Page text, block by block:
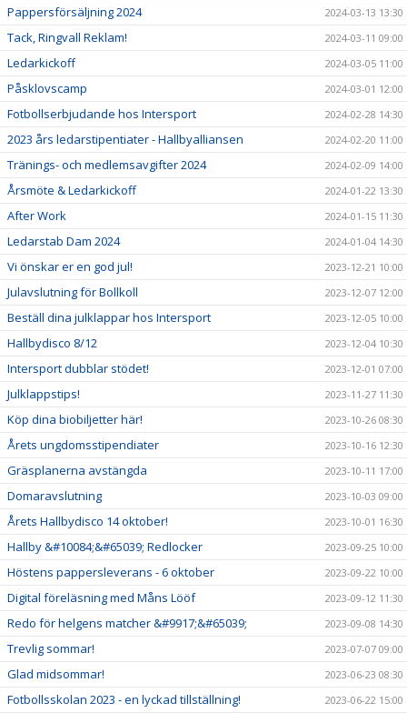
Pappersförsäljning 2024 2024-03-13 13:30
Tack, Ringvall Reklam! 2024-03-11 09:00
Ledarkickoff 2024-03-05 11:00
Påsklovscamp 2024-03-01 12:00
Fotbollserbjudande hos Intersport 2024-02-28 14:30
2023 års ledarstipentiater - Hallbyalliansen 2024-02-20 11:00
Tränings- och medlemsavgifter 2024 2024-02-09 14:00
Årsmöte & Ledarkickoff 2024-01-22 13:30
After Work 2024-01-15 11:30
Ledarstab Dam 2024 2024-01-04 14:30
Vi önskar er en god jul! 2023-12-21 10:00
Julavslutning för Bollkoll 2023-12-07 12:00
Beställ dina julklappar hos Intersport 2023-12-05 10:00
Hallbydisco 8/12 2023-12-04 10:30
Intersport dubblar stödet! 2023-12-01 07:00
Julklappstips! 2023-11-27 11:30
Köp dina biobiljetter här! 2023-10-26 08:30
Årets ungdomsstipendiater 2023-10-16 12:30
Gräsplanerna avstängda 2023-10-11 17:00
Domaravslutning 2023-10-03 09:00
Årets Hallbydisco 14 oktober! 2023-10-01 16:30
Hallby &#10084;&#65039; Redlocker 2023-09-25 10:00
Höstens pappersleverans - 6 oktober 2023-09-22 10:00
Digital föreläsning med Måns Lööf 2023-09-12 11:30
Redo för helgens matcher &#9917;&#65039; 2023-09-08 14:30
Trevlig sommar! 2023-07-07 09:00
Glad midsommar! 2023-06-23 08:30
Fotbollsskolan 2023 - en lyckad tillställning! 2023-06-22 15:00